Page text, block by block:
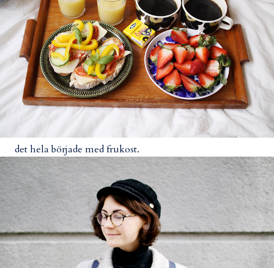
det hela började med frukost.